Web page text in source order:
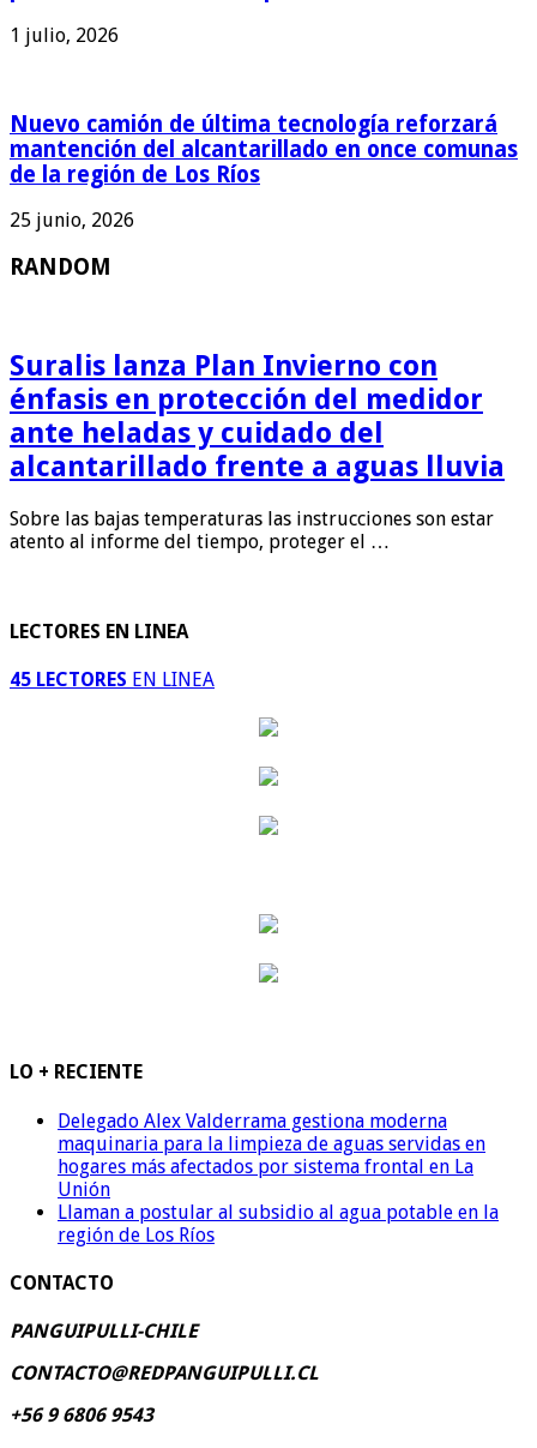
1 julio, 2026
Nuevo camión de última tecnología reforzará
mantención del alcantarillado en once comunas
de la región de Los Ríos
25 junio, 2026
RANDOM
Suralis lanza Plan Invierno con
énfasis en protección del medidor
ante heladas y cuidado del
alcantarillado frente a aguas lluvia
Sobre las bajas temperaturas las instrucciones son estar
atento al informe del tiempo, proteger el …
LECTORES EN LINEA
45 LECTORES EN LINEA
LO + RECIENTE
Delegado Alex Valderrama gestiona moderna
maquinaria para la limpieza de aguas servidas en
hogares más afectados por sistema frontal en La
Unión
Llaman a postular al subsidio al agua potable en la
región de Los Ríos
CONTACTO
PANGUIPULLI-CHILE
CONTACTO@REDPANGUIPULLI.CL
+56 9 6806 9543